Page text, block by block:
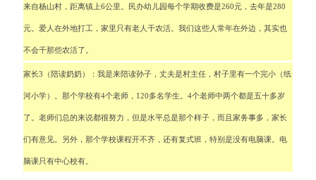
来自杨山村，距离镇上6公里。民办幼儿园每个学期收费是260元，去年是280
元。爱人在外地打工，家里只有老人干农活。我们这些人常年在外边，其实也
不会干那些农活了。
家长3 （陪读奶奶）：我是来陪读孙子，丈夫是村主任，村子里有一个完小（纸
河小学）。那个学校有4个老师， 120多名学生。 4个老师中两个都是五十多岁
了。老师们总的来说都很努力，但是水平总是那个样子，而且家务事多，家长
们有意见。另外，那个学校课程开不齐，还有复式班，特别是没有电脑课。电
脑课只有中心校有。